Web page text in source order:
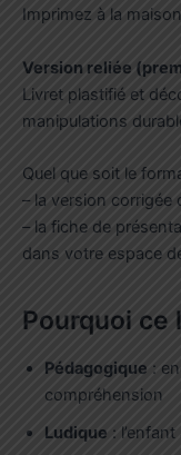
Imprimez à la
Version reliée
Livret plastifié et
manipulations
Quel que soit le
– la version corrigée
– la fiche de
dans votre espace
Pourquoi
Pédagogique :
compréhension
Ludique :